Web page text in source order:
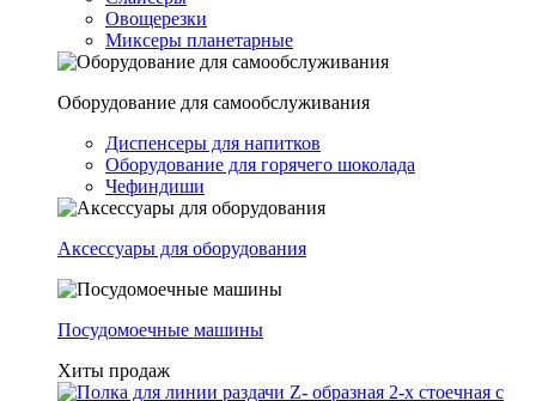
Овощерезки
Миксеры планетарные
Оборудование для самообслуживания
Диспенсеры для напитков
Оборудование для горячего шоколада
Чефиндиши
Аксессуары для оборудования
Посудомоечные машины
Хиты продаж